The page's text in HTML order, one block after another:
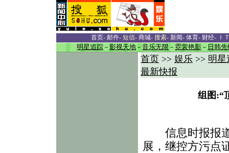
首页- 邮件- 短信- 商城- 搜索- 新闻- 体育- 财经- Ｉ
明星追踪 － 影视天地 － 音乐无限 － 霓裳艳影 － 日韩先
首页 >> 娱乐 >> 明星
最新快报
组图:“
信息时报报道,
展，继控方污点